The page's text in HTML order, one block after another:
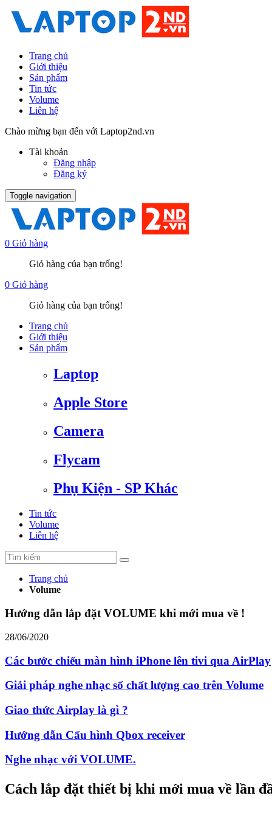
Trang chủ
Giới thiệu
Sản phẩm
Tin tức
Volume
Liên hệ
Chào mừng bạn đến với Laptop2nd.vn
Tài khoản
Đăng nhập
Đăng ký
Toggle navigation
0 Giỏ hàng
Giỏ hàng của bạn trống!
0 Giỏ hàng
Giỏ hàng của bạn trống!
Trang chủ
Giới thiệu
Sản phẩm
Laptop
Apple Store
Camera
Flycam
Phụ Kiện - SP Khác
Tin tức
Volume
Liên hệ
Trang chủ
Volume
Hướng dẫn lắp đặt VOLUME khi mới mua về !
28/06/2020
Các bước chiếu màn hình iPhone lên tivi qua AirPlay
Giải pháp nghe nhạc số chất lượng cao trên Volume
Giao thức Airplay là gì ?
Hướng dẫn Cấu hình Qbox receiver
Nghe nhạc với VOLUME.
Cách lắp đặt thiết bị khi mới mua về lần